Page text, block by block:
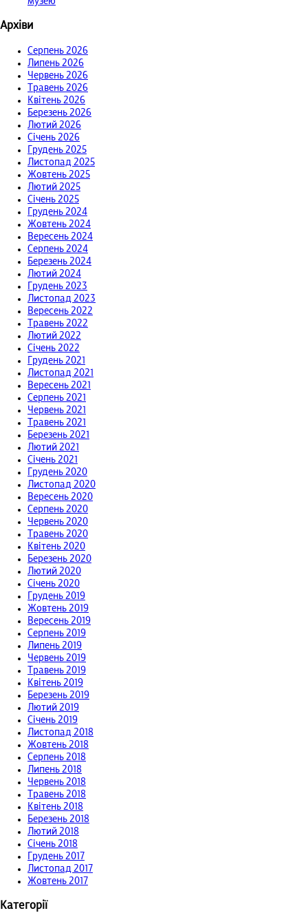
Архіви
Серпень 2026
Липень 2026
Червень 2026
Травень 2026
Квітень 2026
Березень 2026
Лютий 2026
Січень 2026
Грудень 2025
Листопад 2025
Жовтень 2025
Лютий 2025
Січень 2025
Грудень 2024
Жовтень 2024
Вересень 2024
Серпень 2024
Березень 2024
Лютий 2024
Грудень 2023
Листопад 2023
Вересень 2022
Травень 2022
Лютий 2022
Січень 2022
Грудень 2021
Листопад 2021
Вересень 2021
Серпень 2021
Червень 2021
Травень 2021
Березень 2021
Лютий 2021
Січень 2021
Грудень 2020
Листопад 2020
Вересень 2020
Серпень 2020
Червень 2020
Травень 2020
Квітень 2020
Березень 2020
Лютий 2020
Січень 2020
Грудень 2019
Жовтень 2019
Вересень 2019
Серпень 2019
Липень 2019
Червень 2019
Травень 2019
Квітень 2019
Березень 2019
Лютий 2019
Січень 2019
Листопад 2018
Жовтень 2018
Серпень 2018
Липень 2018
Червень 2018
Травень 2018
Квітень 2018
Березень 2018
Лютий 2018
Січень 2018
Грудень 2017
Листопад 2017
Жовтень 2017
Категорії